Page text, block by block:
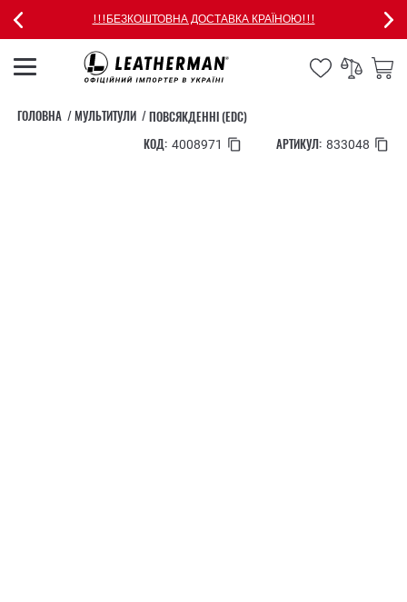
!!!БЕЗКОШТОВНА ДОСТАВКА КРАЇНОЮ!!!
ГОЛОВНА МУЛЬТИТУЛИ
ПОВСЯКДЕННІ (EDC)
КОД: 4008971 АРТИКУЛ: 833048